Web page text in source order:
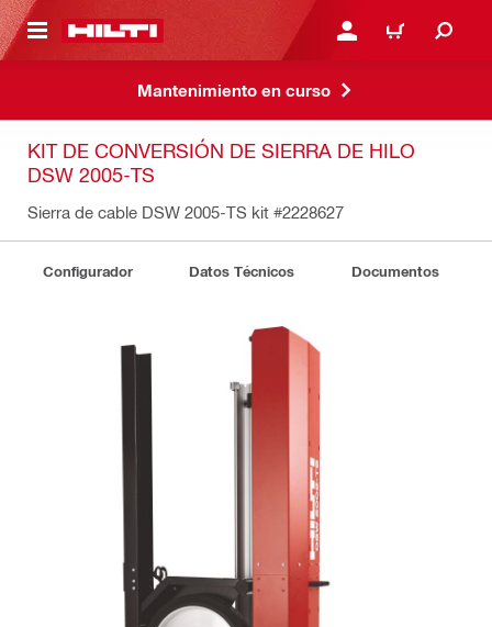
PRINCIPAL INICIE SESIÓN O
CARRITO
Mantenimiento en curso
KIT DE CONVERSIÓN DE SIERRA DE HILO
DSW 2005-TS
Sierra de cable DSW 2005-TS kit #2228627
Configurador Datos Técnicos Documentos